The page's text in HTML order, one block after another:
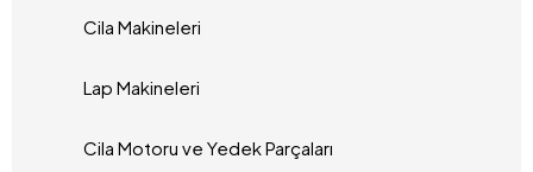
Cila Makineleri
Lap Makineleri
Cila Motoru ve Yedek Parçaları